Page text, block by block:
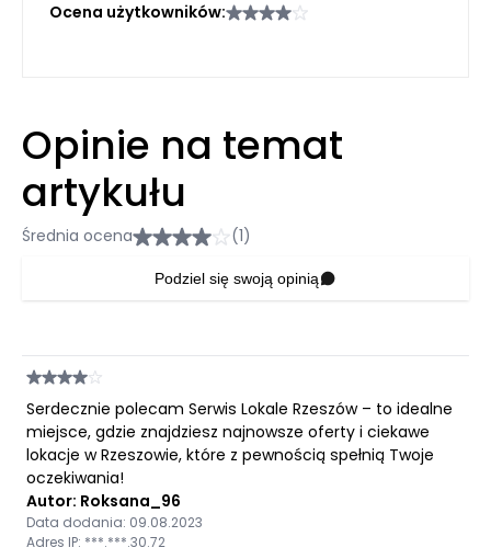
Ocena użytkowników:
Opinie na temat
artykułu
Średnia ocena (1)
Podziel się swoją opinią
Serdecznie polecam Serwis Lokale Rzeszów – to idealne
miejsce, gdzie znajdziesz najnowsze oferty i ciekawe
lokacje w Rzeszowie, które z pewnością spełnią Twoje
oczekiwania!
Autor: Roksana_96
Data dodania: 09.08.2023
Adres IP: ***.***.30.72